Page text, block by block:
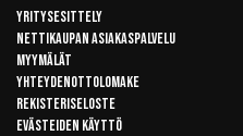
Yritysesittely
Nettikaupan asiakaspalvelu
Myymälät
Yhteydenottolomake
Rekisteriseloste
Evästeiden käyttö